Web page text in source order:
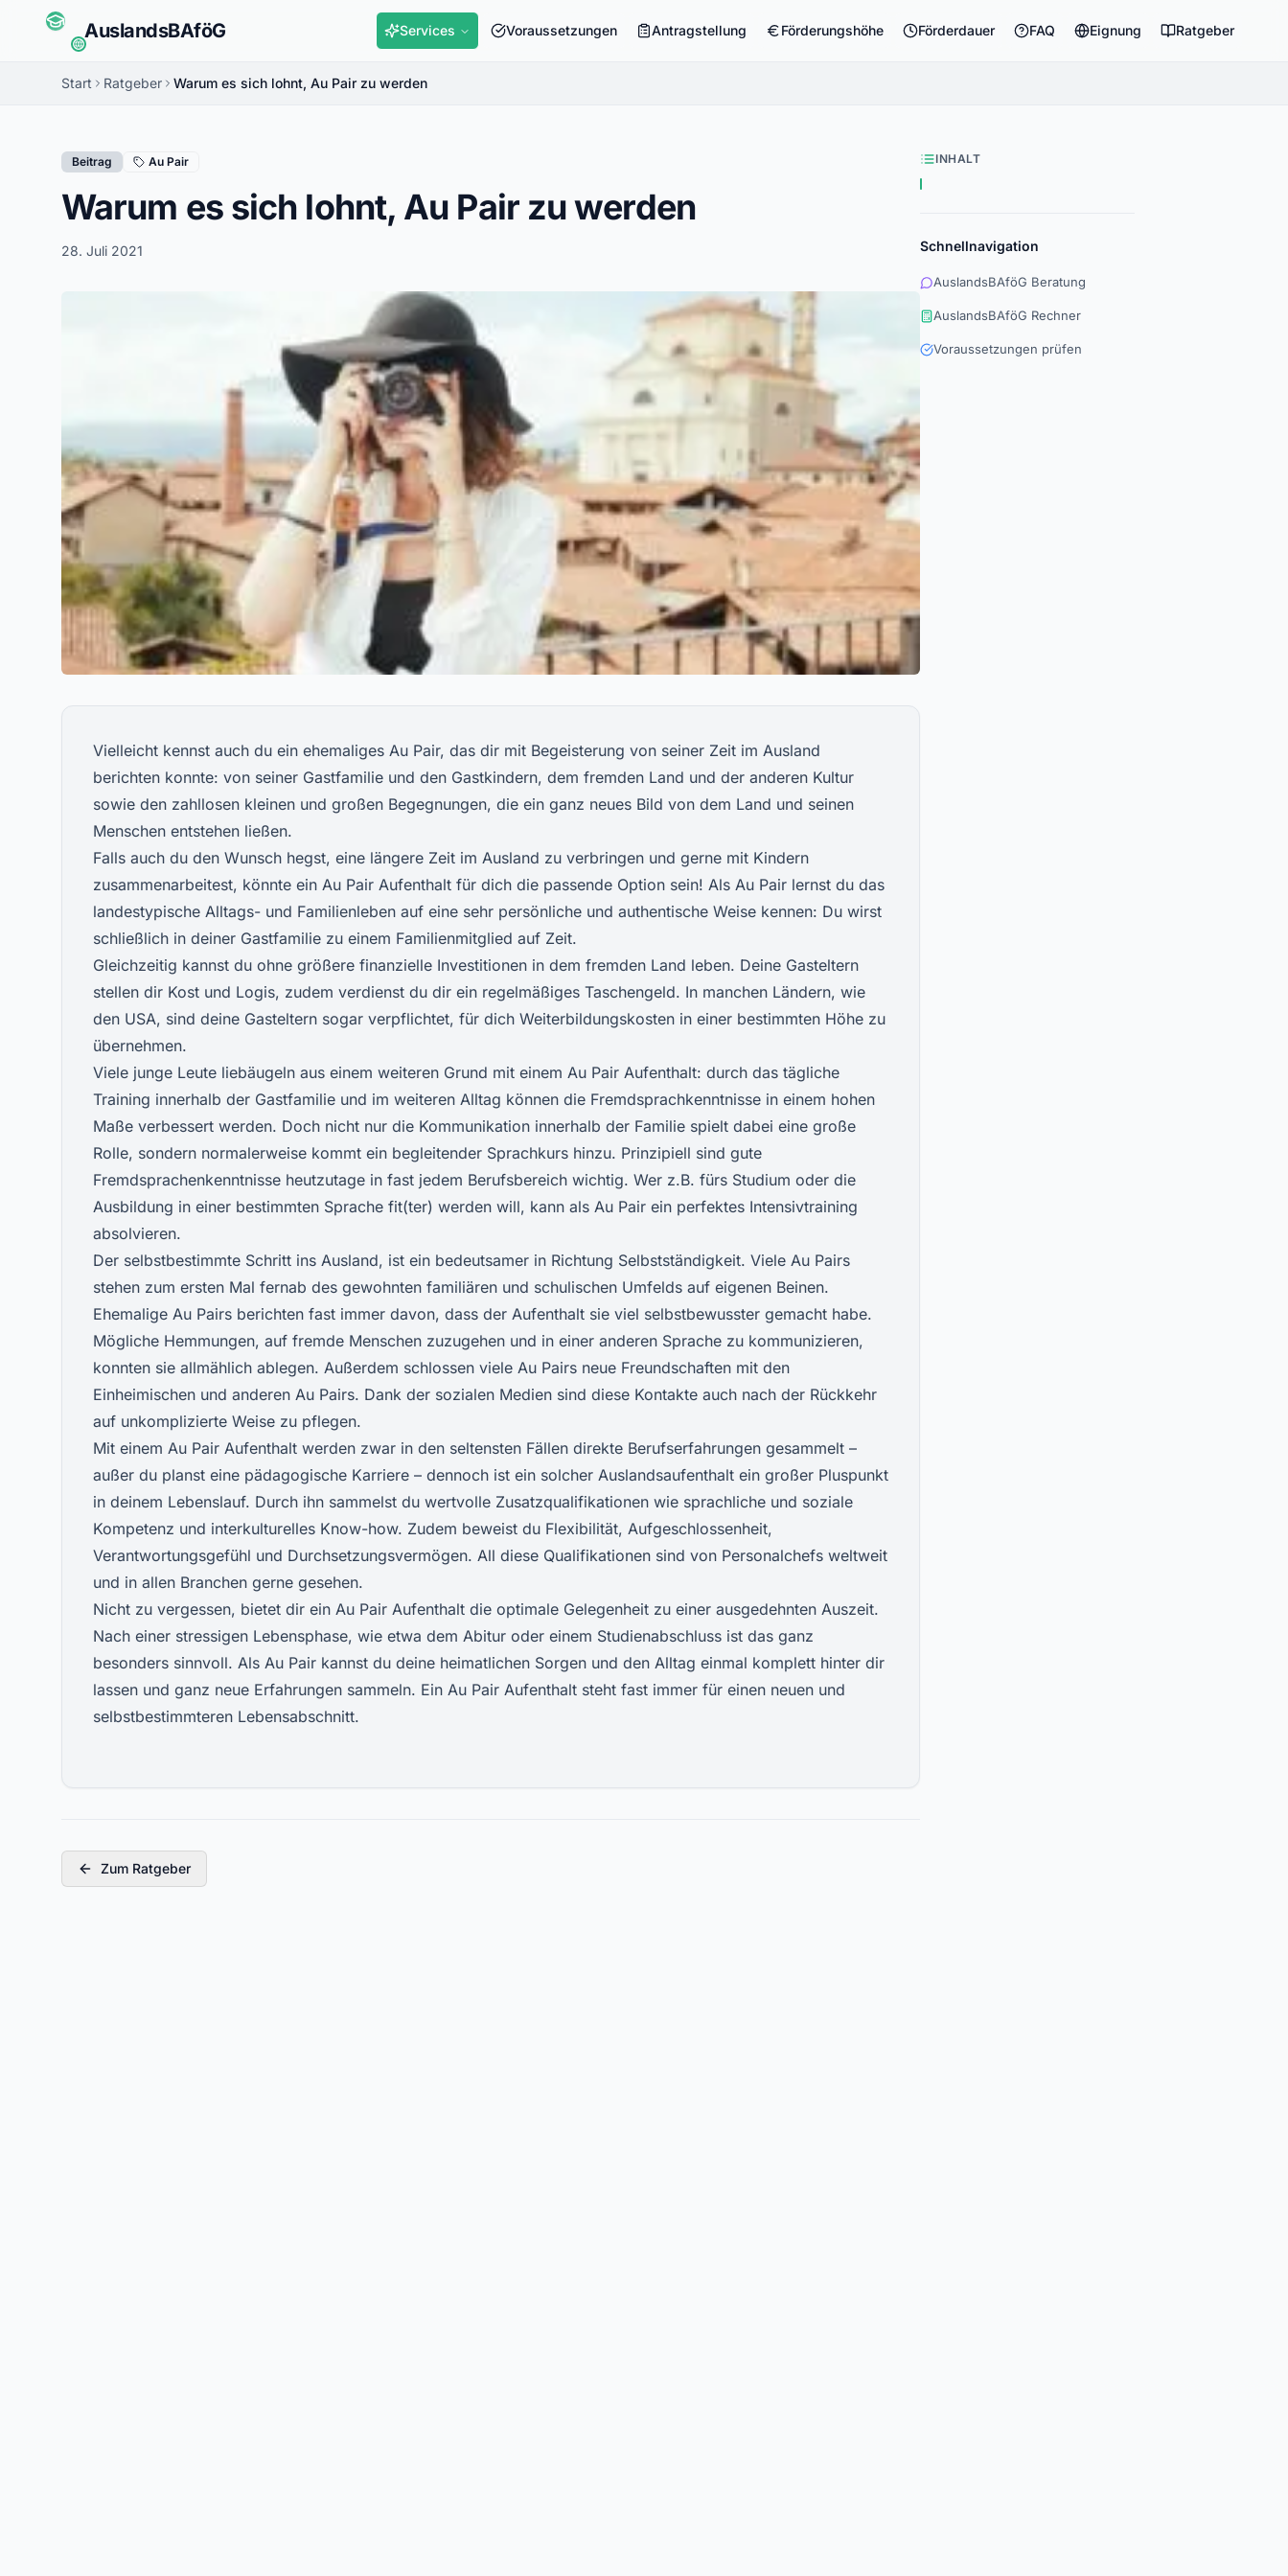
AuslandsBAföG Services Voraussetzungen Antragstellung Förderungshöhe Förderdauer FAQ Eignung Ratgeber
Start Ratgeber Warum es sich lohnt, Au Pair zu werden
Beitrag Au Pair
Warum es sich lohnt, Au Pair zu werden
28. Juli 2021
Vielleicht kennst auch du ein ehemaliges Au Pair, das dir mit Begeisterung von seiner Zeit im Ausland
berichten konnte: von seiner Gastfamilie und den Gastkindern, dem fremden Land und der anderen Kultur
sowie den zahllosen kleinen und großen Begegnungen, die ein ganz neues Bild von dem Land und seinen
Menschen entstehen ließen.
Falls auch du den Wunsch hegst, eine längere Zeit im Ausland zu verbringen und gerne mit Kindern
zusammenarbeitest, könnte ein Au Pair Aufenthalt für dich die passende Option sein! Als Au Pair lernst du das
landestypische Alltags- und Familienleben auf eine sehr persönliche und authentische Weise kennen: Du wirst
schließlich in deiner Gastfamilie zu einem Familienmitglied auf Zeit.
Gleichzeitig kannst du ohne größere finanzielle Investitionen in dem fremden Land leben. Deine Gasteltern
stellen dir Kost und Logis, zudem verdienst du dir ein regelmäßiges Taschengeld. In manchen Ländern, wie
den USA, sind deine Gasteltern sogar verpflichtet, für dich Weiterbildungskosten in einer bestimmten Höhe zu
übernehmen.
Viele junge Leute liebäugeln aus einem weiteren Grund mit einem Au Pair Aufenthalt: durch das tägliche
Training innerhalb der Gastfamilie und im weiteren Alltag können die Fremdsprachkenntnisse in einem hohen
Maße verbessert werden. Doch nicht nur die Kommunikation innerhalb der Familie spielt dabei eine große
Rolle, sondern normalerweise kommt ein begleitender Sprachkurs hinzu. Prinzipiell sind gute
Fremdsprachenkenntnisse heutzutage in fast jedem Berufsbereich wichtig. Wer z.B. fürs Studium oder die
Ausbildung in einer bestimmten Sprache fit(ter) werden will, kann als Au Pair ein perfektes Intensivtraining
absolvieren.
Der selbstbestimmte Schritt ins Ausland, ist ein bedeutsamer in Richtung Selbstständigkeit. Viele Au Pairs
stehen zum ersten Mal fernab des gewohnten familiären und schulischen Umfelds auf eigenen Beinen.
Ehemalige Au Pairs berichten fast immer davon, dass der Aufenthalt sie viel selbstbewusster gemacht habe.
Mögliche Hemmungen, auf fremde Menschen zuzugehen und in einer anderen Sprache zu kommunizieren,
konnten sie allmählich ablegen. Außerdem schlossen viele Au Pairs neue Freundschaften mit den
Einheimischen und anderen Au Pairs. Dank der sozialen Medien sind diese Kontakte auch nach der Rückkehr
auf unkomplizierte Weise zu pflegen.
Mit einem Au Pair Aufenthalt werden zwar in den seltensten Fällen direkte Berufserfahrungen gesammelt –
außer du planst eine pädagogische Karriere – dennoch ist ein solcher Auslandsaufenthalt ein großer Pluspunkt
in deinem Lebenslauf. Durch ihn sammelst du wertvolle Zusatzqualifikationen wie sprachliche und soziale
Kompetenz und interkulturelles Know-how. Zudem beweist du Flexibilität, Aufgeschlossenheit,
Verantwortungsgefühl und Durchsetzungsvermögen. All diese Qualifikationen sind von Personalchefs weltweit
und in allen Branchen gerne gesehen.
Nicht zu vergessen, bietet dir ein Au Pair Aufenthalt die optimale Gelegenheit zu einer ausgedehnten Auszeit.
Nach einer stressigen Lebensphase, wie etwa dem Abitur oder einem Studienabschluss ist das ganz
besonders sinnvoll. Als Au Pair kannst du deine heimatlichen Sorgen und den Alltag einmal komplett hinter dir
lassen und ganz neue Erfahrungen sammeln. Ein Au Pair Aufenthalt steht fast immer für einen neuen und
selbstbestimmteren Lebensabschnitt.
Zum Ratgeber
INHALT
Schnellnavigation
AuslandsBAföG Beratung
AuslandsBAföG Rechner
Voraussetzungen prüfen